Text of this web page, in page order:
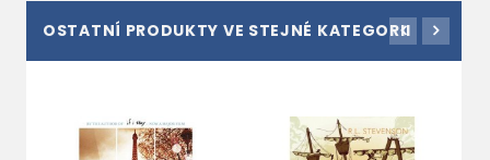
OSTATNÍ PRODUKTY VE STEJNÉ KATEGORII